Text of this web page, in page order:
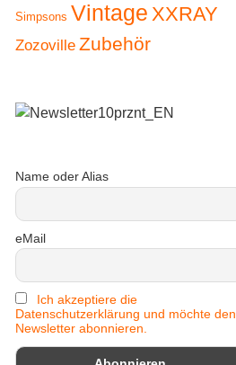
war:
zzgl.
Warenkorb
Simpsons Vintage XXRAY
Zozoville Zubehör
Name oder Alias
eMail
Ich akzeptiere die
Datenschutzerklärung und möchte den
Newsletter abonnieren.